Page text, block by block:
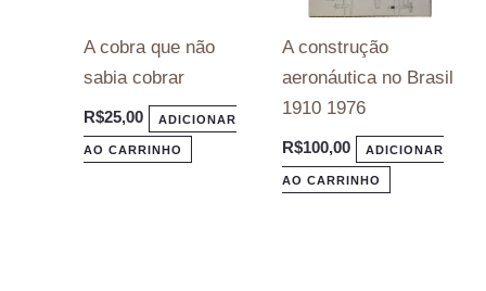
A cobra que não
sabia cobrar
R$25,00 ADICIONAR
AO CARRINHO
A construção
aeronáutica no Brasil
1910 1976
R$100,00 ADICIONAR
AO CARRINHO